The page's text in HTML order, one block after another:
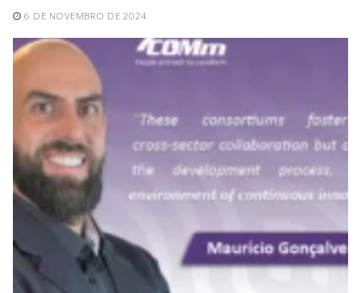
6 DE NOVEMBRO DE 2024